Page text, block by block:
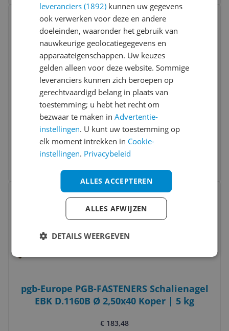
Vergelijken
Maped Office Papierklemmen Assorti
Ovaal 25 mm
€ 5,95
Bekijk meer informatie
Bekijk product
pgb-Europe PGB-FASTENERS Schalienagel
EBK D.1160B Ø 2,50x40 Koper | 5 kg
€ 183,48
Bekijk product
leveranciers (1892) kunnen uw gegevens
ook verwerken voor deze en andere
doeleinden, waaronder het gebruik van
nauwkeurige geolocatiegegevens en
apparaateigenschappen. Uw keuzes
gelden alleen voor deze website. Sommige
leveranciers kunnen zich beroepen op
gerechtvaardigd belang in plaats van
toestemming; u hebt het recht om
bezwaar te maken inAdvertentie-
instellingen. U kunt uw toestemming op
elk moment intrekken in Cookie-
instellingen. Privacybeleid
ALLES ACCEPTEREN
ALLES AFWIJZEN
DETAILS WEERGEVEN